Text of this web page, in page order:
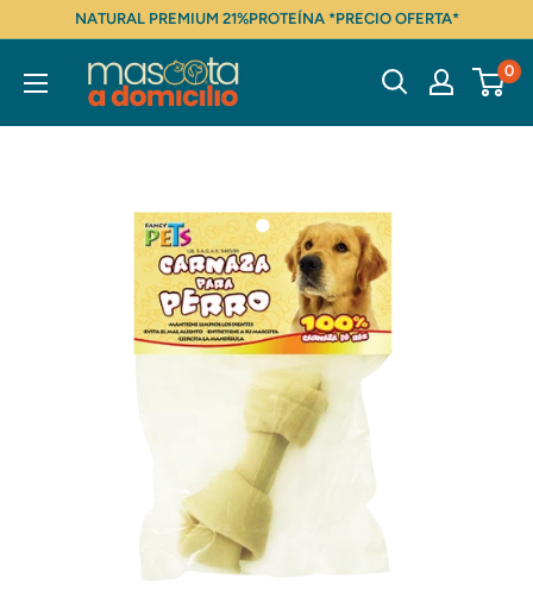
NATURAL PREMIUM 21%PROTEÍNA *PRECIO OFERTA*
Mascota
0